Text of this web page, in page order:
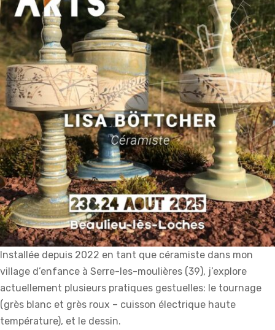
Installée depuis 2022 en tant que céramiste dans mon
village d’enfance à Serre-les-moulières (39), j’explore
actuellement plusieurs pratiques gestuelles: le tournage
(grès blanc et grès roux – cuisson électrique haute
température), et le dessin.